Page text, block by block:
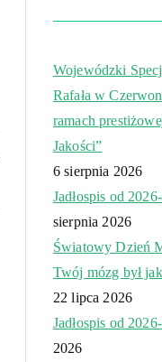
Wojewódzki
Rafała w
ramach
Jakości”
6 sierpnia 2026
Jadłospis od
sierpnia 2026
Światowy Dzień
Twój mózg był
22 lipca 2026
Jadłospis od
2026